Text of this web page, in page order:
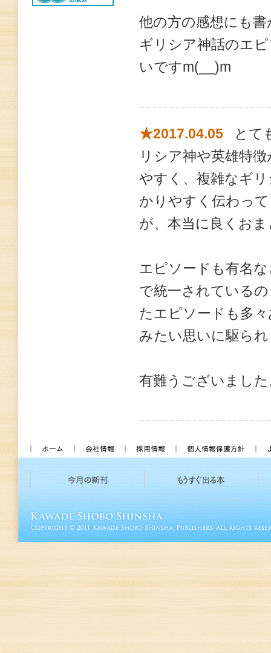
他の方の感想にも
ギリシア神話のエ
いですm(__)m
★2017.04.05 とて
リシア神や英雄特
やすく、複雑なギ
かりやすく伝わっ
が、本当に良くお
エピソードも有名
で統一されている
たエピソードも多
みたい思いに駆ら
有難うございまし